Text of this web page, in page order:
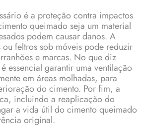
é a proteção contra impactos
queimado seja um material
podem causar danos. A
feltros sob móveis pode reduzir
e marcas. No que diz
essencial garantir uma ventilação
em áreas molhadas, para
do cimento. Por fim, a
incluindo a reaplicação do
a vida útil do cimento queimado
original.